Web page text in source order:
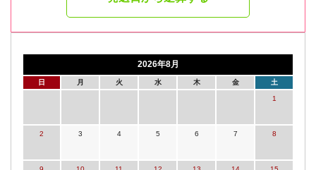
2026年8月
日 月 火 水 木 金 土
1
2 3 4 5 6 7 8